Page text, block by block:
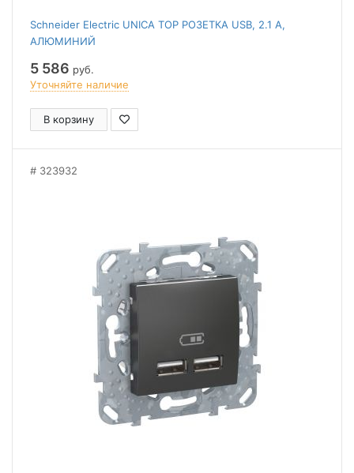
Schneider Electric UNICA TOP РОЗЕТКА USB, 2.1 А,
АЛЮМИНИЙ
5 586 руб.
Уточняйте наличие
В корзину
323932